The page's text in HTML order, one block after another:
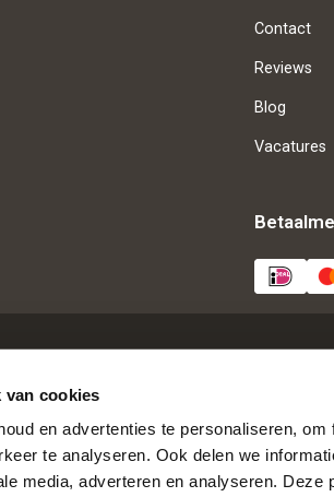
van cookies
en advertenties te personaliseren,
te analyseren. Ook delen we
media, adverteren en analyseren. Deze
Contact
Reviews
Blog
Vacatures